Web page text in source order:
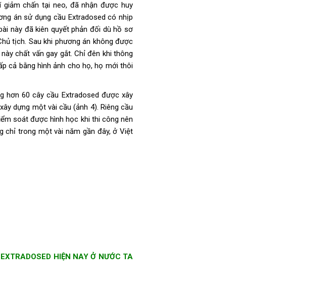
chấn tại neo, đã nhận được huy
án sử dụng cầu Extradosed có nhịp
này đã kiên quyết phản đối dù hồ sơ
tịch. Sau khi phương án không được
chất vấn gay gắt. Chỉ đên khi thông
cả bằng hình ảnh cho họ, họ mới thôi
hơn 60 cây cầu Extradosed được xây
dựng một vài cầu (ảnh 4). Riêng cầu
soát được hình học khi thi công nên
chỉ trong một vài năm gần đây, ở Việt
HIỆN NAY Ở NƯỚC TA